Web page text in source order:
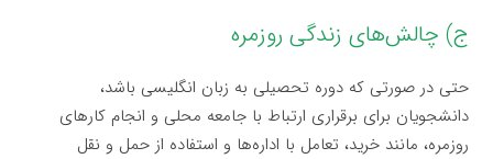
ج) چالش‌های زندگی روزمره
حتی در صورتی که دوره تحصیلی به زبان انگلیسی باشد،
دانشجویان برای برقراری ارتباط با جامعه محلی و انجام کارهای
روزمره، مانند خرید، تعامل با اداره‌ها و استفاده از حمل و نقل